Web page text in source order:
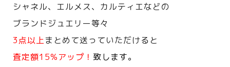
シャネル、エルメス、カルティエなどの
ブランドジュエリー等々
3点以上まとめて送っていただけると
査定額15%アップ！ 致します。